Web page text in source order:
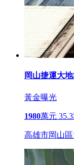
岡山捷運大
黃金曝光
1980萬元
高雄市岡山